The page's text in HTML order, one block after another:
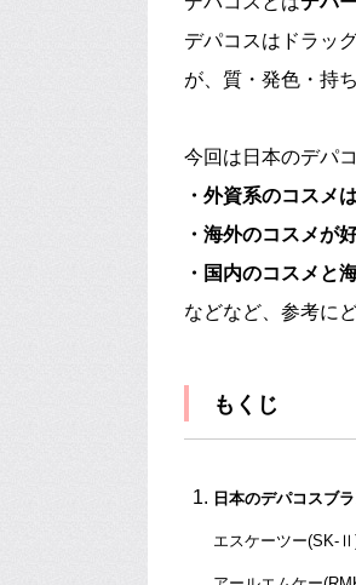
デパコスはドラッ
が、質・発色・持
今回は日本のデパ
・外資系のコスメ
・海外のコスメが
・国内のコスメと
などなど、参考に
もくじ
日本のデパコスブ
エスケーツー(SK-